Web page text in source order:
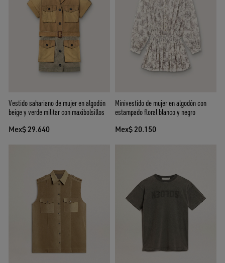
Vestido sahariano de mujer en algodón
beige y verde militar con maxibolsillos
Mex$ 29.640
Minivestido de mujer en algodón con
estampado floral blanco y negro
Mex$ 20.150